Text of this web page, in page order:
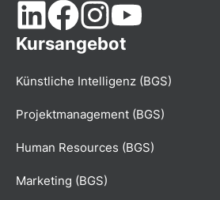
Kursangebot
Künstliche Intelligenz (BGS)
Projektmanagement (BGS)
Human Resources (BGS)
Marketing (BGS)